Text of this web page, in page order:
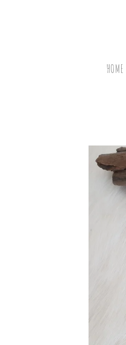
HOME